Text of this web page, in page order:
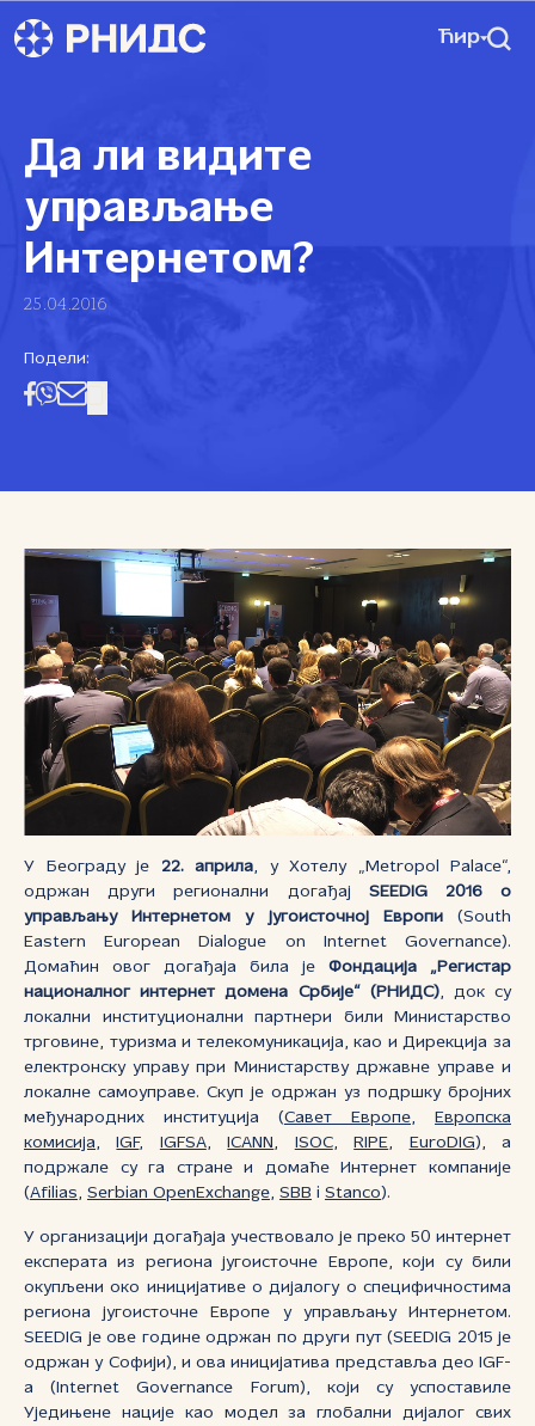
Ћир
Да ли видите
управљање
Интернетом?
25.04.2016
Подели:
У Београду је 22. априла, у Хотелу „Metropol Palace“,
одржан други регионални догађај SEEDIG 2016 о
управљању Интернетом у југоисточној Европи (South
Eastern European Dialogue on Internet Governance).
Домаћин овог догађаја била је Фондација „Регистар
националног интернет домена Србије“ (РНИДС), док су
локални институционални партнери били Министарство
трговине, туризма и телекомуникација, као и Дирекција за
електронску управу при Министарству државне управе и
локалне самоуправе. Скуп је одржан уз подршку бројних
међународних институција (Савет Европе,
Европска
комисија, IGF, IGFSA, ICANN , ISOC, RIPE, EuroDIG), а
подржале су га стране и домаће Интернет компаније
(Afilias, Serbian OpenExchange, SBB i Stanco).
У организацији догађаја учествовало је преко 50 интернет
експерата из региона југоисточне Европе, који су били
окупљени око иницијативе о дијалогу о специфичностима
региона југоисточне Европе у управљању Интернетом.
SEEDIG је ове године одржан по други пут (SEEDIG 2015 је
одржан у Софији), и ова иницијатива представља део IGF-
a (Internet Governance Forum), који су успоставиле
Уједињене нације као модел за глобални дијалог свих